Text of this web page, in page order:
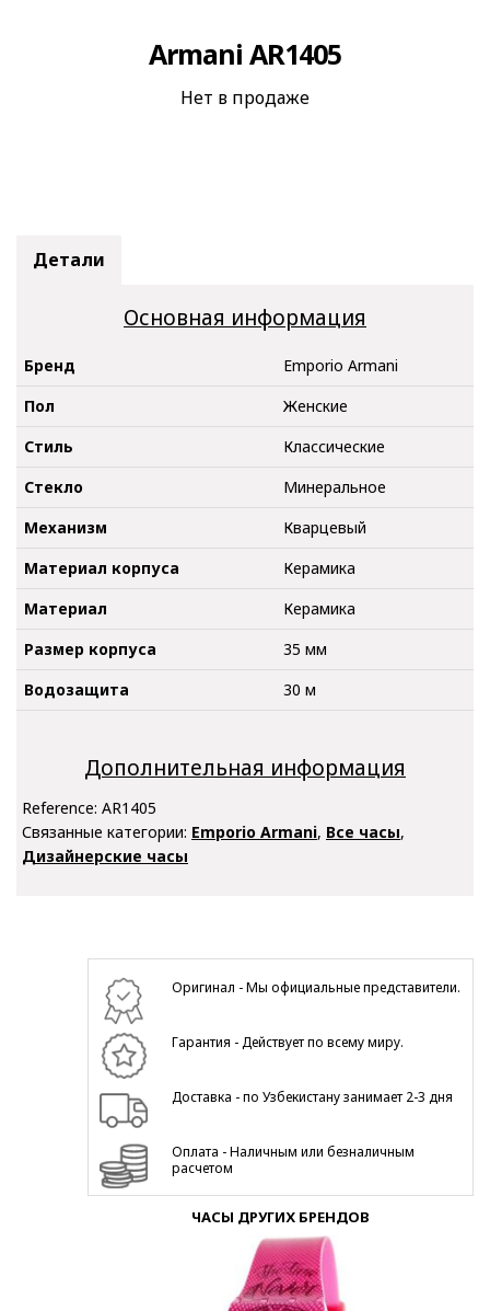
Armani AR1405
Нет в продаже
Детали
Основная информация
Бренд
Emporio Armani
Пол
Женские
Стиль
Классические
Стекло
Минеральное
Механизм
Кварцевый
Материал корпуса
Керамика
Материал
Керамика
Размер корпуса
35 мм
Водозащита
30 м
Дополнительная информация
Reference: AR1405
Связанные категории: Emporio Armani, Все часы,
Дизайнерские часы
Оригинал - Мы официальные представители.
Гарантия - Действует по всему миру.
Доставка - по Узбекистану занимает 2-3 дня
Оплата - Наличным или безналичным
расчетом
ЧАСЫ ДРУГИХ БРЕНДОВ